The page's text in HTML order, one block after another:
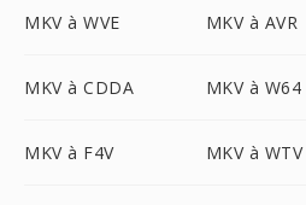
MKV à WVE MKV à AVR
MKV à CDDA MKV à W64
MKV à F4V MKV à WTV